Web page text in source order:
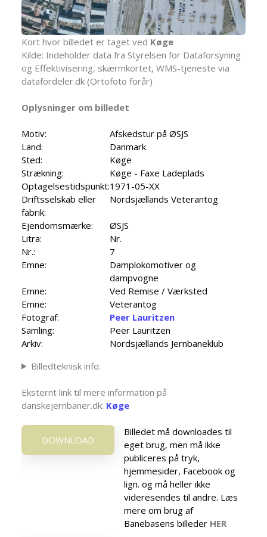
Kort hvor billedet er taget ved Køge
Kilde: Indeholder data fra Styrelsen for Dataforsyning
og Effektivisering, skærmkortet, WMS-tjeneste via
datafordeler.dk (Ortofoto forår)
Oplysninger om billedet
Motiv:
Afskedstur på ØSJS
Land:
Danmark
Sted:
Køge
Strækning:
Køge - Faxe Ladeplads
Optagelsestidspunkt:1971-05-XX
Driftsselskab eller
fabrik:
Nordsjællands Veterantog
Ejendomsmærke:
ØSJS
Litra:
Nr.
Nr.:
7
Emne:
Damplokomotiver og
dampvogne
Emne:
Ved Remise / Værksted
Emne:
Veterantog
Fotograf:
Peer Lauritzen
Samling:
Peer Lauritzen
Arkiv:
Nordsjællands Jernbaneklub
Billedteknisk info:
Eksternt link til mere information på
danskejernbaner.dk: Køge
DOWNLOAD
Billedet må downloades til
eget brug, men må ikke
publiceres på tryk,
hjemmesider, Facebook og
lign. og må heller ikke
videresendes til andre. Læs
mere om brug af
Banebasens billeder HER